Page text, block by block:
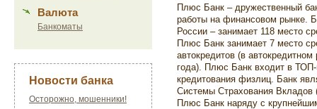
Валюта
Банкоматы
Новости банка
Осторожно, мошенники!
Плюс Банк – дружественный
работы на финансовом рынке.
России – занимает 118 место
Плюс Банк занимает 7 место
автокредитов (в
года). Плюс Банк входит в ТОП-
кредитования физлиц. Банк
Системы Страхования Вкладов
Плюс Банк наряду с